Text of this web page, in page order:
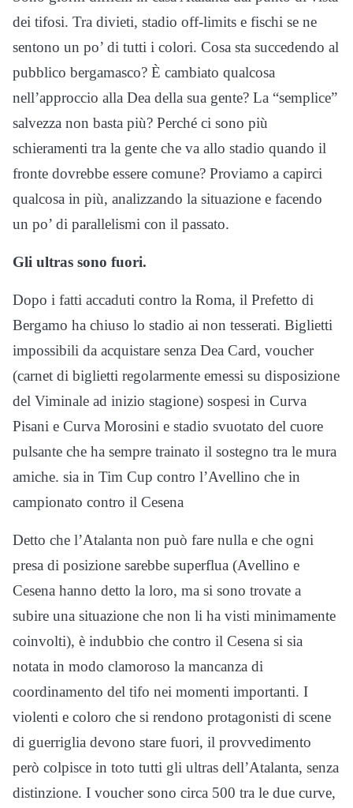
dei tifosi. Tra divieti, stadio off-limits e fischi se ne
sentono un po’ di tutti i colori. Cosa sta succedendo al
pubblico bergamasco? È cambiato qualcosa
nell’approccio alla Dea della sua gente? La “semplice”
salvezza non basta più? Perché ci sono più
schieramenti tra la gente che va allo stadio quando il
fronte dovrebbe essere comune? Proviamo a capirci
qualcosa in più, analizzando la situazione e facendo
un po’ di parallelismi con il passato.
Gli ultras sono fuori.
Dopo i fatti accaduti contro la Roma, il Prefetto di
Bergamo ha chiuso lo stadio ai non tesserati. Biglietti
impossibili da acquistare senza Dea Card, voucher
(carnet di biglietti regolarmente emessi su disposizione
del Viminale ad inizio stagione) sospesi in Curva
Pisani e Curva Morosini e stadio svuotato del cuore
pulsante che ha sempre trainato il sostegno tra le mura
amiche. sia in Tim Cup contro l’Avellino che in
campionato contro il Cesena
Detto che l’Atalanta non può fare nulla e che ogni
presa di posizione sarebbe superflua (Avellino e
Cesena hanno detto la loro, ma si sono trovate a
subire una situazione che non li ha visti minimamente
coinvolti), è indubbio che contro il Cesena si sia
notata in modo clamoroso la mancanza di
coordinamento del tifo nei momenti importanti. I
violenti e coloro che si rendono protagonisti di scene
di guerriglia devono stare fuori, il provvedimento
però colpisce in toto tutti gli ultras dell’Atalanta, senza
distinzione. I voucher sono circa 500 tra le due curve,